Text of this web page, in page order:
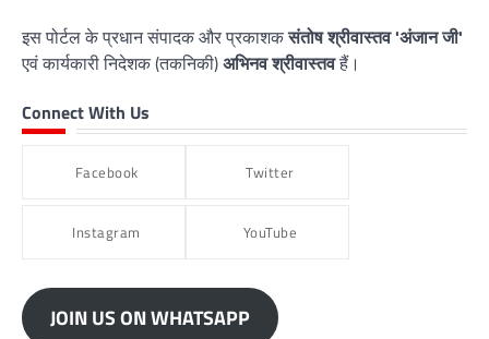
इस पोर्टल के प्रधान संपादक और प्रकाशकसंतोष श्रीवास्तव 'अंजान जी'
एवं कार्यकारी निदेशक (तकनिकी)अभिनव श्रीवास्तवहैं।
Connect With Us
Facebook Twitter
Instagram YouTube
JOIN US ON WHATSAPP